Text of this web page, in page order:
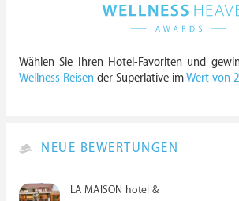
Wählen Sie Ihren Hotel-Favoriten und
Wellness Reisen der Superlative imWert von
NEUE BEWERTUNGEN
LA MAISON hotel &